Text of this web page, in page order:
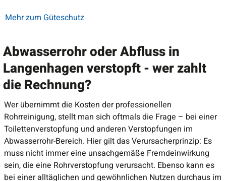
Mehr zum Güteschutz
Abwasserrohr oder Abfluss in
Langenhagen verstopft - wer zahlt
die Rechnung?
Wer übernimmt die Kosten der professionellen
Rohrreinigung, stellt man sich oftmals die Frage – bei einer
Toilettenverstopfung und anderen Verstopfungen im
Abwasserrohr-Bereich. Hier gilt das Verursacherprinzip: Es
muss nicht immer eine unsachgemäße Fremdeinwirkung
sein, die eine Rohrverstopfung verursacht. Ebenso kann es
bei einer alltäglichen und gewöhnlichen Nutzen durchaus im